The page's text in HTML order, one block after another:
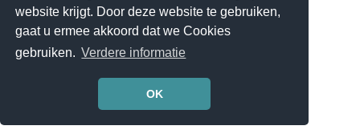
website krijgt. Door deze website te gebruiken,
gaat u ermee akkoord dat we Cookies
gebruiken. Verdere informatie
OK